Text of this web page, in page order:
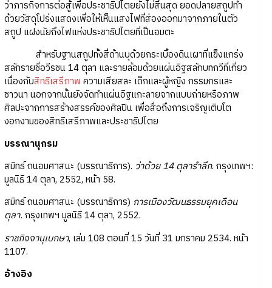
ว่าภารกิจการต่อสู้เพื่อประชาธิปไตยยังไม่สิ้นสุด ยอดปลายสถูปทำ
ด้วยวัสดุโปร่งแสดงเพื่อให้เห็นแสงไฟที่ส่องออกมาจากภายในตัว
สถูป แฝงนัยถึงไฟแห่งประชาธิปไตยที่เป็นอมตะ
สำหรับฐานสถูปทั้งสี่ด้านบุด้วยกระเบื้องดินเผาที่แข็งแกร่ง
สลักรายชื่อวีรชน 14 ตุลา และรายล้อมด้วยแผ่นอิฐสลักบทกวีที่เกี่ยว
เนื่องกับสิทธิเสรีภาพ ความเสียสละ เด็กและผู้หญิง กรรมกรและ
ชาวนา นอกจากนั้นยังจัดทำแผ่นอิฐแกะลายจากแบบถ่ายหรือภาพ
ศิลปะจากการสร้างสรรค์ของศิลปิน เพื่อสื่อถึงการเจริญเติบโต
งอกงามของสิทธิเสรีภาพและประชาธิปไตย
บรรณานุกรม
สมิทธ์ ถนอมศาสนะ (บรรณาธิการ). ว่าด้วย 14 ตุลารำลึก. กรุงเทพฯ:
มูลนิธิ 14 ตุลา, 2552, หน้า 58.
สมิทธ์ ถนอมศาสนะ (บรรณาธิการ) การเมืองวัฒนธรรมยุคเดือน
ตุลา.กรุงเทพฯ มูลนิธิ 14 ตุลา, 2552.
ราชกิจจานุเบกษา, เล่ม 108 ตอนที่ 15 วันที่ 31 มกราคม 2534. หน้า
1107.
อ้างอิง